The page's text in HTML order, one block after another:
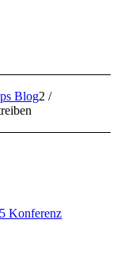
Konferenz
Blog2 /